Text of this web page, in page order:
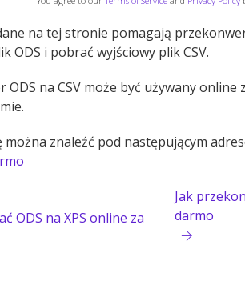
na tej stronie pomagają
ODS i pobrać wyjściowy plik CSV.
ODS na CSV może być używany
znaleźć pod następującym
ODS na XPS online za
Jak
darmo